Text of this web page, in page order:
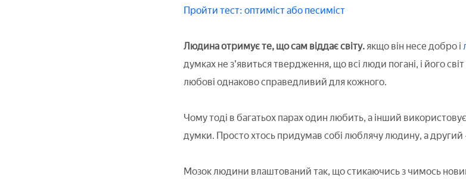
Пройти тест: оптиміст або песиміст
Людина отримує те, що сам віддає світу.якщо він несе добро і
думках не з'явиться твердження, що всі люди погані, і його
любові однаково справедливий для кожного.
Чому тоді в багатьох парах один любить, а інший
думки. Просто хтось придумав собі люблячу людину, а другий
Мозок людини влаштований так, що стикаючись з чимось